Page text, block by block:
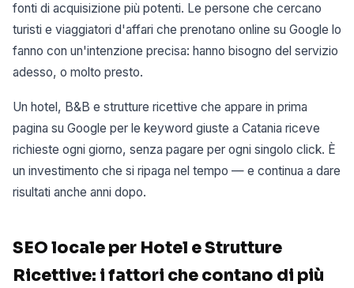
fonti di acquisizione più potenti. Le persone che cercano
turisti e viaggiatori d'affari che prenotano online su Google lo
fanno con un'intenzione precisa: hanno bisogno del servizio
adesso, o molto presto.
Un hotel, B&B e strutture ricettive che appare in prima
pagina su Google per le keyword giuste a Catania riceve
richieste ogni giorno, senza pagare per ogni singolo click. È
un investimento che si ripaga nel tempo — e continua a dare
risultati anche anni dopo.
SEO locale per Hotel e Strutture
Ricettive: i fattori che contano di più